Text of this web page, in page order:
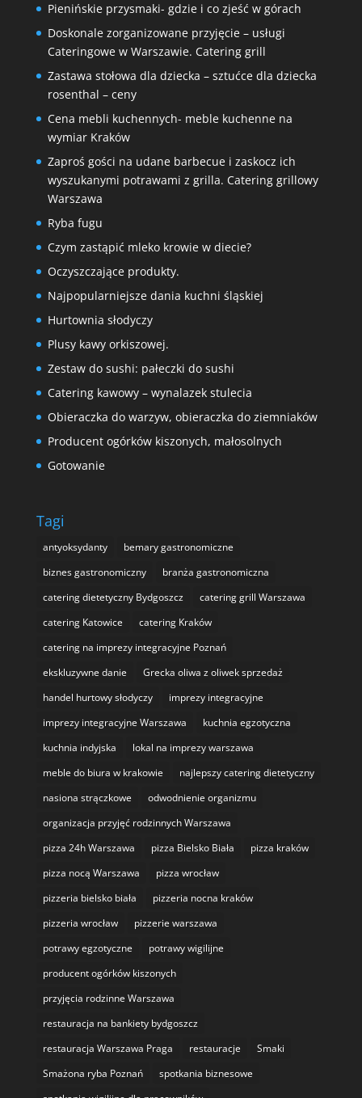
Pienińskie przysmaki- gdzie i co zjeść w górach
Doskonale zorganizowane przyjęcie – usługi
Cateringowe w Warszawie. Catering grill
Zastawa stołowa dla dziecka – sztućce dla dziecka
rosenthal – ceny
Cena mebli kuchennych- meble kuchenne na
wymiar Kraków
Zaproś gości na udane barbecue i zaskocz ich
wyszukanymi potrawami z grilla. Catering grillowy
Warszawa
Ryba fugu
Czym zastąpić mleko krowie w diecie?
Oczyszczające produkty.
Najpopularniejsze dania kuchni śląskiej
Hurtownia słodyczy
Plusy kawy orkiszowej.
Zestaw do sushi: pałeczki do sushi
Catering kawowy – wynalazek stulecia
Obieraczka do warzyw, obieraczka do ziemniaków
Producent ogórków kiszonych, małosolnych
Gotowanie
Tagi
antyoksydanty
bemary gastronomiczne
biznes gastronomiczny
branża gastronomiczna
catering dietetyczny Bydgoszcz
catering grill Warszawa
catering Katowice
catering Kraków
catering na imprezy integracyjne Poznań
ekskluzywne danie
Grecka oliwa z oliwek sprzedaż
handel hurtowy słodyczy
imprezy integracyjne
imprezy integracyjne Warszawa
kuchnia egzotyczna
kuchnia indyjska
lokal na imprezy warszawa
meble do biura w krakowie
najlepszy catering dietetyczny
nasiona strączkowe
odwodnienie organizmu
organizacja przyjęć rodzinnych Warszawa
pizza 24h Warszawa
pizza Bielsko Biała
pizza kraków
pizza nocą Warszawa
pizza wrocław
pizzeria bielsko biała
pizzeria nocna kraków
pizzeria wrocław
pizzerie warszawa
potrawy egzotyczne
potrawy wigilijne
producent ogórków kiszonych
przyjęcia rodzinne Warszawa
restauracja na bankiety bydgoszcz
restauracja Warszawa Praga
restauracje
Smaki
Smażona ryba Poznań
spotkania biznesowe